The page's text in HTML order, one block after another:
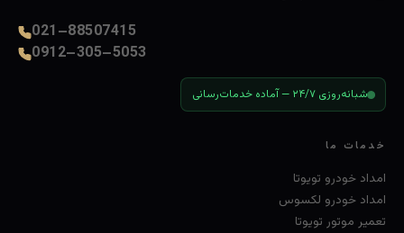
021–88507415
0912–305–5053
شبانه‌روزی ۲۴/۷ — آماده خدمات‌رسانی
خدمات ما
امداد خودرو تویوتا
امداد خودرو لکسوس
تعمیر موتور تویوتا